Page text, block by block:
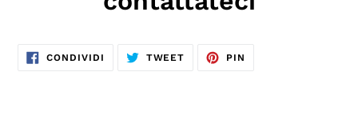
CONDIVIDI CONDIVIDITWEET TWITTA PIN